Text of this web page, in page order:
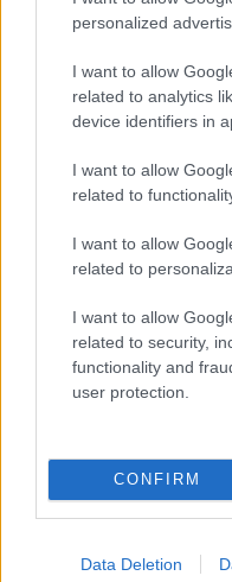
personalized
I want to allow
related to analytics
device identifiers in
I want to allow
related to
I want to allow
related to
I want to allow
related to security,
functionality and
user protection.
CONFIRM
Data Deletion
Omar
videót,
Blinken
a
Biden-
a
országok
állítólagos
vizsgálják meg.
Omar azt mondta,
afganisztáni
felel meg a